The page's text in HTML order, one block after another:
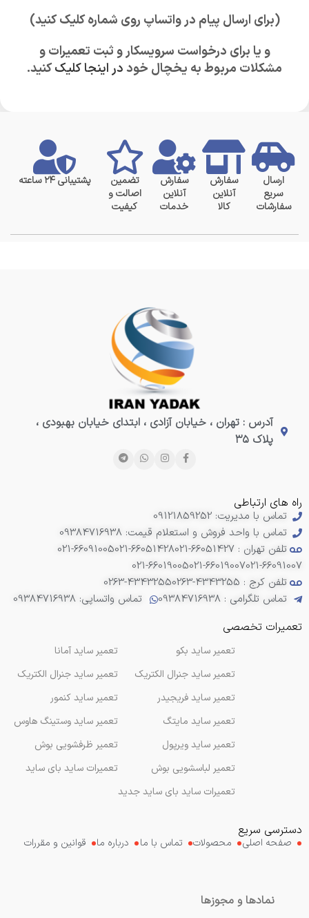
(برای ارسال پیام در واتساپ روی شماره کلیک کنید)
و یا برای درخواست سرویسکار و ثبت تعمیرات و
مشکلات مربوط به یخچال خوددر اینجا کلیککنید.
ارسال
سریع
سفارشات
سفارش
آنلاین
کالا
سفارش
آنلاین
خدمات
تضمین
اصالت و
کیفیت
پشتیبانی ۲۴ ساعته
آدرس : تهران ، خیابان آزادی ، ابتدای خیابان بهبودی ،
پلاک ۳۵
راه های ارتباطی
تماس با مدیریت: 09121859252
تماس با واحد فروش و استعلام قیمت: 09384716938
تلفن تهران : 66051427-021
021-66051428
021-66091005
021-66091007
021-66019007
021-66019005
تلفن کرج : 4343255-0263
0263-4343255
تماس تلگرامی : 09384716938
تماس واتساپی: 09384716938
تعمیرات تخصصی
تعمیر ساید آمانا
تعمیر ساید جنرال الکتریک
تعمیر ساید کنمور
تعمیر ساید وستینگ هاوس
تعمیر ظرفشویی بوش
تعمیرات ساید بای ساید
تعمیر ساید بکو
تعمیر ساید جنرال الکتریک
تعمیر ساید فریجیدر
تعمیر ساید مایتگ
تعمیر ساید ویرپول
تعمیر لباسشویی بوش
تعمیرات ساید بای ساید جدید
دسترسی سریع
صفحه اصلی محصولات تماس با ما درباره ما قوانین و مقررات
نمادها و مجوزها